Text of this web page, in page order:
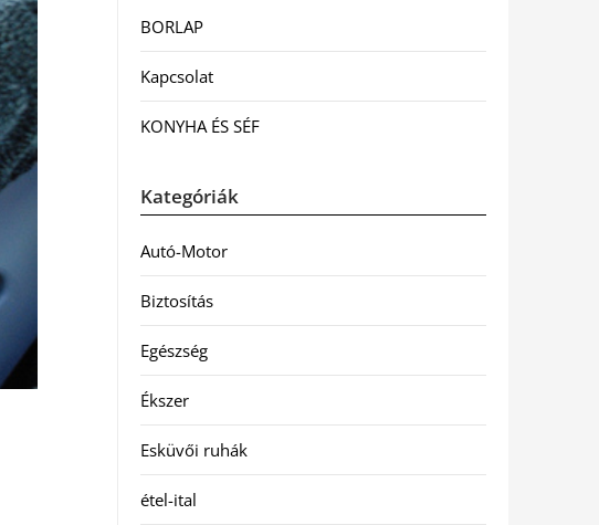
BORLAP
Kapcsolat
KONYHA ÉS SÉF
Kategóriák
Autó-Motor
Biztosítás
Egészség
Ékszer
Esküvői ruhák
étel-ital